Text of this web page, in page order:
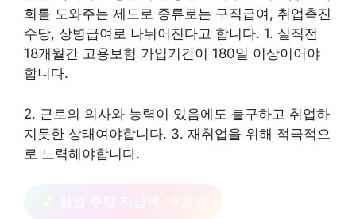
회를 도와주는 제도로 종류로는 구직급여, 취업촉진
수당, 상병급여로 나뉘어진다고 합니다. 1. 실직전
18개월간 고용보험 가입기간이 180일 이상이어야
합니다.
2. 근로의 의사와 능력이 있음에도 불구하고 취업하
지못한 상태여야합니다. 3. 재취업을 위해 적극적으
로 노력해야합니다.